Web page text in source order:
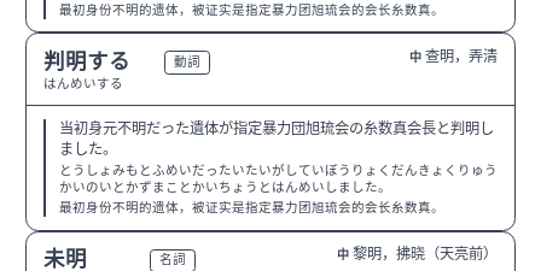
最初身份不明的遗体，被证实是指定暴力团旭琉会的会长糸数真。
判明する
はんめいする
動詞 中 查明，弄清
当初身元不明だった遺体が指定暴力団旭琉会の糸数真会長と判明し
ました。
とうしょみもとふめいだったいたいがしていぼうりょくだんきょくりゅう
かいのいとかずまことかいちょうとはんめいしました。
最初身份不明的遗体，被证实是指定暴力团旭琉会的会长糸数真。
未明 名詞 中 黎明，拂晓（天亮前）